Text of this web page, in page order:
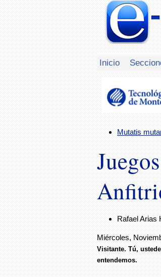
Inicio
Mutatis
Rafael Arias
Miércoles,
Visitante. Tú,
entendemos.